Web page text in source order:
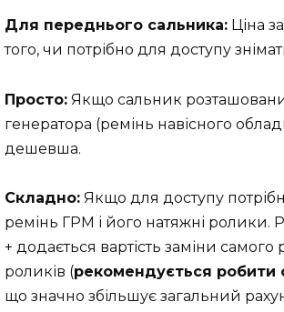
Для переднього сальника: Ціна
того, чи потрібно для доступу
Просто: Якщо сальник
генератора (ремінь навісного
дешевша.
Складно: Якщо для доступу
ремінь ГРМ і його натяжні ролики.
+ додається вартість заміни
роликів (рекомендується робити
що значно збільшує загальний